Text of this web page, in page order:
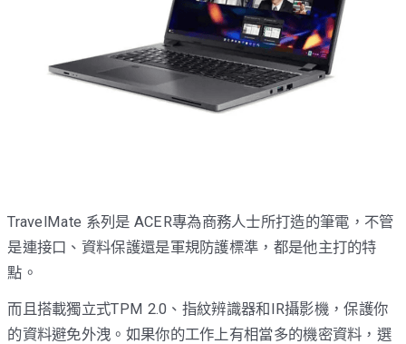
TravelMate 系列是 ACER專為商務人士所打造的筆電，不管
是連接口、資料保護還是軍規防護標準，都是他主打的特
點。
而且搭載獨立式TPM 2.0、指紋辨識器和IR攝影機，保護你
的資料避免外洩。如果你的工作上有相當多的機密資料，選